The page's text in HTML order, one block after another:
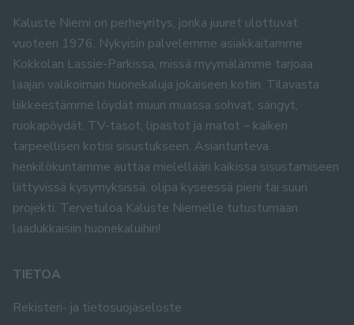
Kaluste Niemi on perheyritys, jonka juuret ulottuvat
vuoteen 1976. Nykyisin palvelemme asiakkaitamme
Kokkolan Lassie-Parkissa, missä myymälämme tarjoaa
laajan valikoiman huonekaluja jokaiseen kotiin. Tilavasta
liikkeestämme löydät muun muassa sohvat, sängyt,
ruokapöydät, TV-tasot, lipastot ja matot – kaiken
tarpeellisen kotisi sisustukseen. Asiantunteva
henkilökuntamme auttaa mielellään kaikissa sisustamiseen
liittyvissä kysymyksissä, olipa kyseessä pieni tai suuri
projekti. Tervetuloa Kaluste Niemelle tutustumaan
laadukkaisiin huonekaluihin!
TIETOA
Rekisteri- ja tietosuojaseloste